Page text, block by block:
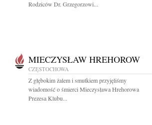
Rodziców Dr. Grzegorzowi...
MIECZYSŁAW HREHOROW
CZĘSTOCHOWA
Z głębokim żalem i smutkiem przyjęliśmy
wiadomość o śmierci Mieczysława Hrehorowa
Prezesa Klubu...